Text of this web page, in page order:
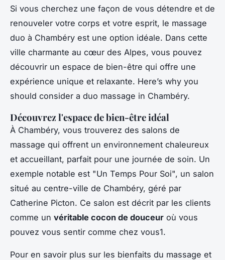
Si vous cherchez une façon de vous détendre et de
renouveler votre corps et votre esprit, le massage
duo à Chambéry est une option idéale. Dans cette
ville charmante au cœur des Alpes, vous pouvez
découvrir un espace de bien-être qui offre une
expérience unique et relaxante. Here’s why you
should consider a duo massage in Chambéry.
Découvrez l'espace de bien-être idéal
À Chambéry, vous trouverez des salons de
massage qui offrent un environnement chaleureux
et accueillant, parfait pour une journée de soin. Un
exemple notable est "Un Temps Pour Soi", un salon
situé au centre-ville de Chambéry, géré par
Catherine Picton. Ce salon est décrit par les clients
comme un véritable cocon de douceur où vous
pouvez vous sentir comme chez vous1.
Pour en savoir plus sur les bienfaits du massage et